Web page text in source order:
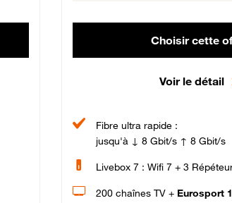
Choisir cette
Voir le détail
Fibre ultra rapide :
jusqu'à ↓ 8 Gbit/s ↑ 8 Gbit/s
Livebox 7 : Wifi 7 + 3
200 chaînes TV + Eurosport 1